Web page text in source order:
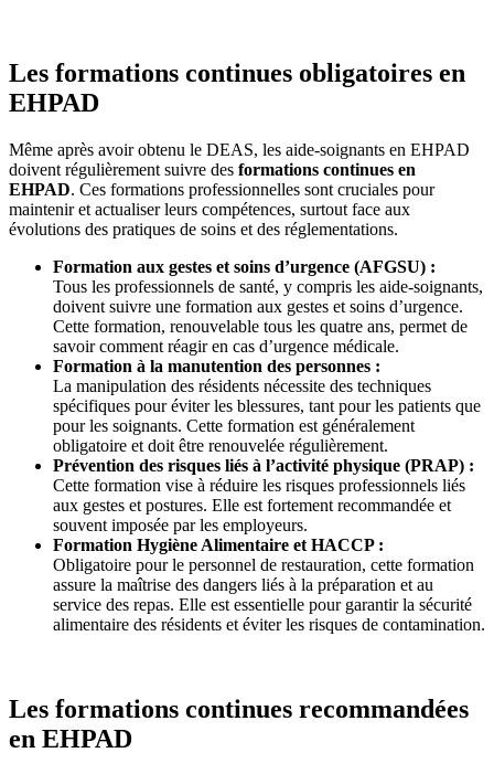
Les formations continues obligatoires en
EHPAD
Même après avoir obtenu le DEAS, les aide-soignants en EHPAD
doivent régulièrement suivre des formations continues en
EHPAD. Ces formations professionnelles sont cruciales pour
maintenir et actualiser leurs compétences, surtout face aux
évolutions des pratiques de soins et des réglementations.
Formation aux gestes et soins d’urgence (AFGSU) :
Tous les professionnels de santé, y compris les aide-soignants,
doivent suivre une formation aux gestes et soins d’urgence.
Cette formation, renouvelable tous les quatre ans, permet de
savoir comment réagir en cas d’urgence médicale.
Formation à la manutention des personnes :
La manipulation des résidents nécessite des techniques
spécifiques pour éviter les blessures, tant pour les patients que
pour les soignants. Cette formation est généralement
obligatoire et doit être renouvelée régulièrement.
Prévention des risques liés à l’activité physique (PRAP) :
Cette formation vise à réduire les risques professionnels liés
aux gestes et postures. Elle est fortement recommandée et
souvent imposée par les employeurs.
Formation Hygiène Alimentaire et HACCP :
Obligatoire pour le personnel de restauration, cette formation
assure la maîtrise des dangers liés à la préparation et au
service des repas. Elle est essentielle pour garantir la sécurité
alimentaire des résidents et éviter les risques de contamination.
Les formations continues recommandées
en EHPAD